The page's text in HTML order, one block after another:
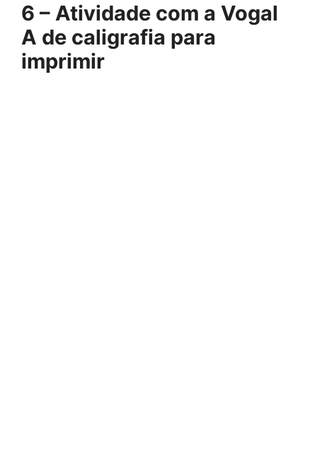
6 – Atividade com a Vogal
A de caligrafia para
imprimir